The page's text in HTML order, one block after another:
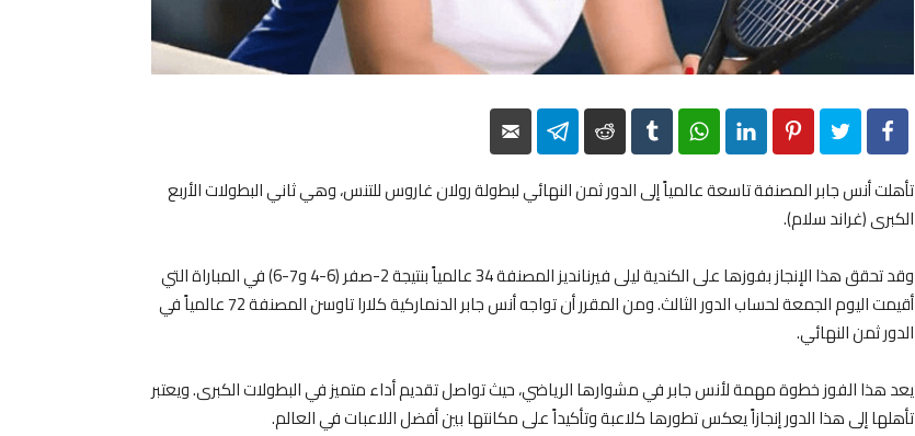
Facebook
Twitter
Pinterest
LinkedIn
WhatsApp
Tumblr
Reddit
Telegram
تأهلت أنس جابر المصنفة تاسعة عالمياً إلى الدور ثمن النهائي لبطولة رولان غاروس للتنس، وهي ثاني البطولات الأربع
الكبرى (غراند سلام).
وقد تحقق هذا الإنجاز بفوزها على الكندية ليلى فيرنانديز المصنفة 34 عالمياً بنتيجة 2-صفر (6-4 و7-6) في المباراة التي
أقيمت اليوم الجمعة لحساب الدور الثالث. ومن المقرر أن تواجه أنس جابر الدنماركية كلارا تاوسن المصنفة 72 عالمياً في
الدور ثمن النهائي.
يعد هذا الفوز خطوة مهمة لأنس جابر في مشوارها الرياضي، حيث تواصل تقديم أداء متميز في البطولات الكبرى. ويعتبر
تأهلها إلى هذا الدور إنجازاً يعكس تطورها كلاعبة وتأكيداً على مكانتها بين أفضل اللاعبات في العالم.